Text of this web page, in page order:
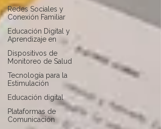
Redes Sociales y
Conexión Familiar
Educación Digital y
Aprendizaje en
Dispositivos de
Monitoreo de Salud
Tecnología para la
Estimulación
Educación digital
Plataformas de
Comunicación